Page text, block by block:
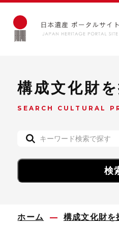
構成文化財
SEARCH CULTURAL
ホーム 構成文化財を